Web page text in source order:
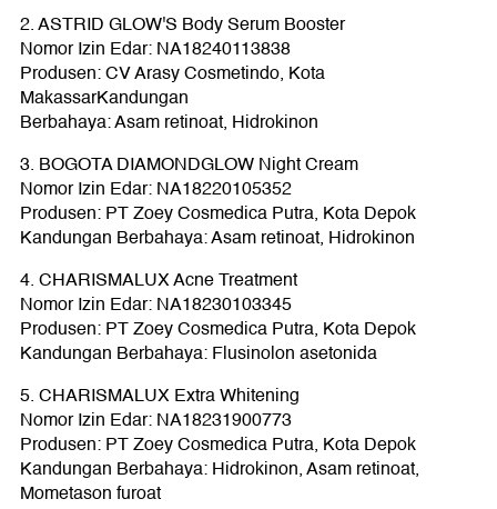
2. ASTRID GLOW'S Body Serum Booster
Nomor Izin Edar: NA18240113838
Produsen: CV Arasy Cosmetindo, Kota
MakassarKandungan
Berbahaya: Asam retinoat, Hidrokinon
3. BOGOTA DIAMONDGLOW Night Cream
Nomor Izin Edar: NA18220105352
Produsen: PT Zoey Cosmedica Putra, Kota Depok
Kandungan Berbahaya: Asam retinoat, Hidrokinon
4. CHARISMALUX Acne Treatment
Nomor Izin Edar: NA18230103345
Produsen: PT Zoey Cosmedica Putra, Kota Depok
Kandungan Berbahaya: Flusinolon asetonida
5. CHARISMALUX Extra Whitening
Nomor Izin Edar: NA18231900773
Produsen: PT Zoey Cosmedica Putra, Kota Depok
Kandungan Berbahaya: Hidrokinon, Asam retinoat,
Mometason furoat